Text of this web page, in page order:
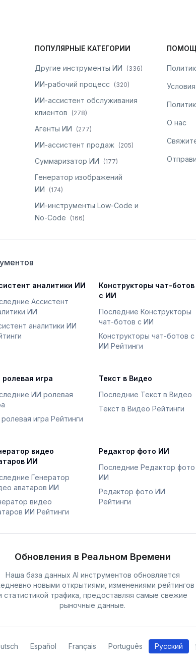
ПОПУЛЯРНЫЕ КАТЕГОРИИ
Другие инструменты ИИ (336)
ИИ-рабочий процесс (320)
ИИ-ассистент обслуживания
клиентов
(278)
Агенты ИИ (277)
ИИ-ассистент продаж (205)
Суммаризатор ИИ (177)
Генератор изображений
ИИ
(174)
ИИ-инструменты Low-Code и
No-Code
(166)
О нас
аналитики ИИ
Ассистент
ИИ
аналитики ИИ
Конструкторы чат-ботов
с ИИ
Последние Конструкторы
чат-ботов с ИИ
Конструкторы чат-ботов с
ИИ Рейтинги
игра
ИИ ролевая
игра Рейтинги
Текст в Видео
Последние Текст в Видео
Текст в Видео Рейтинги
видео
ИИ
Генератор
аватаров ИИ
видео
ИИ Рейтинги
Редактор фото ИИ
Последние Редактор фото
ИИ
Редактор фото ИИ
Рейтинги
Обновления в Реальном Времени
Наша база данных AI инструментов обновляется
новыми открытиями, изменениями рейтингов
статистикой трафика, предоставляя самые свежие
рыночные данные.
Español Français Português Русский